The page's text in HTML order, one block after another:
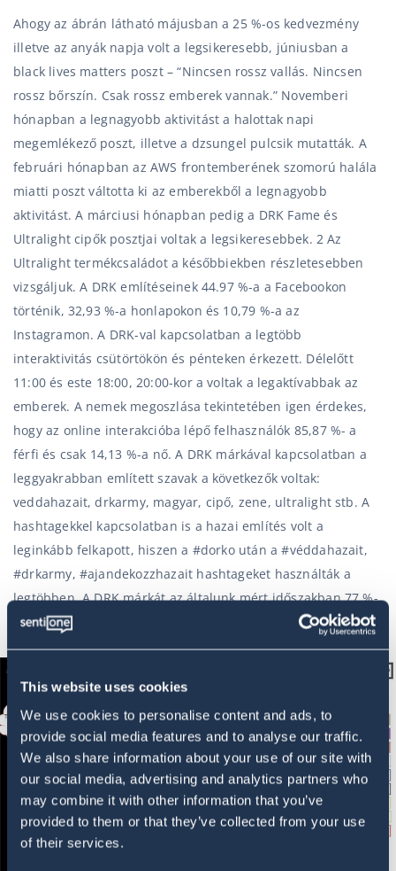
This website uses cookies
We use cookies to personalise content and ads, to
provide social media features and to analyse our traffic.
We also share information about your use of our site with
our social media, advertising and analytics partners who
may combine it with other information that you’ve
provided to them or that they’ve collected from your use
of their services.
Ahogy az ábrán látható májusban a 25 %-os kedvezmény
illetve az anyák napja volt a legsikeresebb, júniusban a
black lives matters poszt – “Nincsen rossz vallás. Nincsen
rossz bőrszín. Csak rossz emberek vannak.” Novemberi
hónapban a legnagyobb aktivitást a halottak napi
megemlékező poszt, illetve a dzsungel pulcsik mutatták. A
februári hónapban az AWS frontemberének szomorú halála
miatti poszt váltotta ki az emberekből a legnagyobb
aktivitást. A márciusi hónapban pedig a DRK Fame és
Ultralight cipők posztjai voltak a legsikeresebbek. 2 Az
Ultralight termékcsaládot a későbbiekben részletesebben
vizsgáljuk. A DRK említéseinek 44.97 %-a a Facebookon
történik, 32,93 %-a honlapokon és 10,79 %-a az
Instagramon. A DRK-val kapcsolatban a legtöbb
interaktivitás csütörtökön és pénteken érkezett. Délelőtt
11:00 és este 18:00, 20:00-kor a voltak a legaktívabbak az
emberek. A nemek megoszlása tekintetében igen érdekes,
hogy az online interakcióba lépő felhasználók 85,87 %- a
férfi és csak 14,13 %-a nő. A DRK márkával kapcsolatban a
leggyakrabban említett szavak a következők voltak:
veddahazait, drkarmy, magyar, cipő, zene, ultralight stb. A
hashtagekkel kapcsolatban is a hazai említés volt a
leginkább felkapott, hiszen a #dorko után a #véddahazait,
#drkarmy, #ajandekozzhazait hashtageket használták a
legtöbben. A DRK márkát az általunk mért időszakban 77 %-
ban kedvelték a közösségi térben.